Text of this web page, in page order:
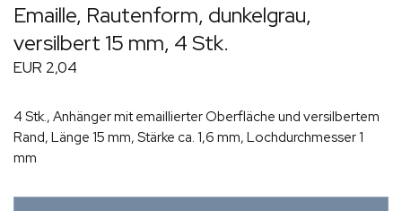
Emaille, Rautenform, dunkelgrau,
versilbert 15 mm, 4 Stk.
EUR 2,04
4 Stk., Anhänger mit emaillierter Oberfläche und versilbertem
Rand, Länge 15 mm, Stärke ca. 1,6 mm, Lochdurchmesser 1
mm